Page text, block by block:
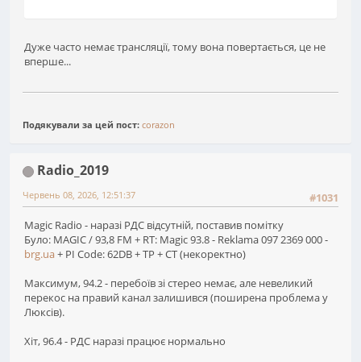
Дуже часто немає трансляції, тому вона повертається, це не
вперше...
Подякували за цей пост: corazon
Radio_2019
#1031
Червень 08, 2026, 12:51:37
Magic Radio - наразі РДС відсутній, поставив помітку
Було: MAGIC / 93,8 FM + RT: Magic 93.8 - Reklama 097 2369 000 -
brg.ua+ PI Code: 62DB + TP + CT (некоректно)
Максимум, 94.2 - перебоїв зі стерео немає, але невеликий
перекос на правий канал залишився (поширена проблема у
Люксів).
Хіт, 96.4 - РДС наразі працює нормально